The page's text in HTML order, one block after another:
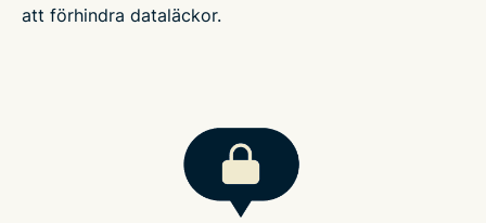
att förhindra dataläckor.